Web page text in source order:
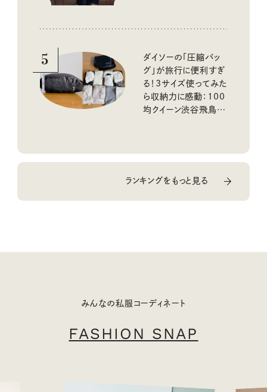
5
ダイソーの「圧縮バッ
グ」が旅行に便利すぎ
る！3サイズ使ってみた
ら収納力に感動：100
均クイーン渋谷飛鳥の
ランキングをもっと見る
みんなの私服コーディネート
FASHION SNAP